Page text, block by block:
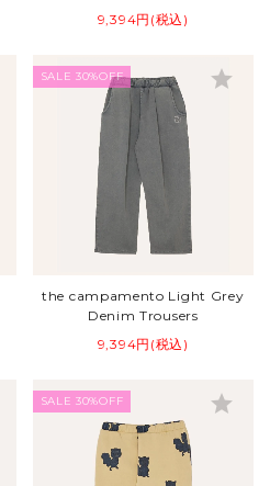
9,394円(税込)
SALE 30%OFF
the campamento Light Grey
Denim Trousers
9,394円(税込)
star
SALE 30%OFF star